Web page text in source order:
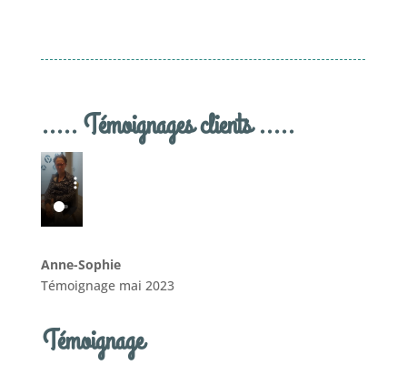
..... Témoignages clients .....
Anne-Sophie
Témoignage mai 2023
Témoignage